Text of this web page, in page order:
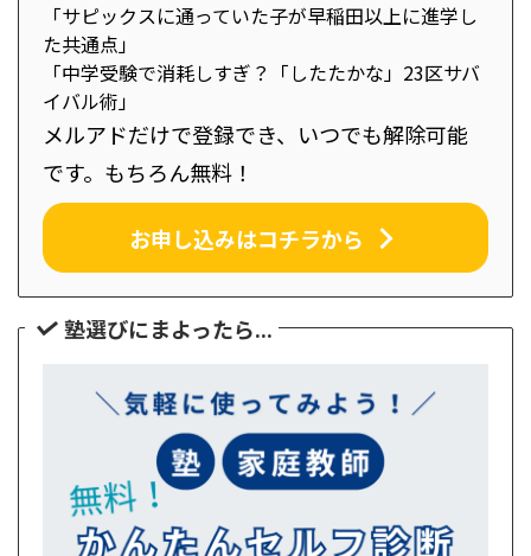
「サピックスに通っていた子が早稲田以上に進学し
た共通点」
「中学受験で消耗しすぎ？「したたかな」23区サバ
イバル術」
メルアドだけで登録でき、いつでも解除可能
です。もちろん無料！
お申し込みはコチラから
塾選びにまよったら...